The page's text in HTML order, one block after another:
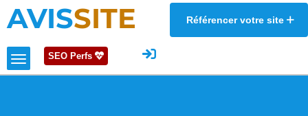
AVISSITE Référencer votre site
SEO Perfs